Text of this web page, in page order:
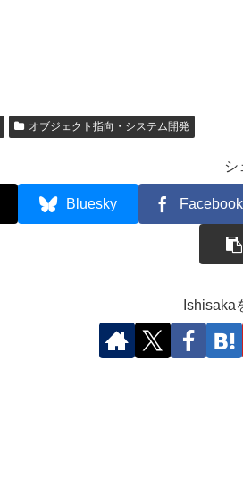
オブジェクト指向・システム開発
シ
Bluesky Facebook
Ishisaka